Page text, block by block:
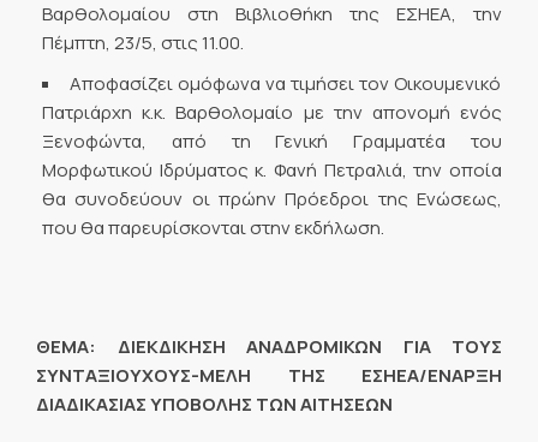
Βαρθολομαίου στη Βιβλιοθήκη της ΕΣΗΕΑ, την
Πέμπτη, 23/5, στις 11.00.
Αποφασίζει ομόφωνα να τιμήσει τον Οικουμενικό
Πατριάρχη κ.κ. Βαρθολομαίο με την απονομή ενός
Ξενοφώντα, από τη Γενική Γραμματέα του
Μορφωτικού Ιδρύματος κ. Φανή Πετραλιά, την οποία
θα συνοδεύουν οι πρώην Πρόεδροι της Ενώσεως,
που θα παρευρίσκονται στην εκδήλωση.
ΘΕΜΑ: ΔΙΕΚΔΙΚΗΣΗ ΑΝΑΔΡΟΜΙΚΩΝ ΓΙΑ ΤΟΥΣ
ΣΥΝΤΑΞΙΟΥΧΟΥΣ-ΜΕΛΗ ΤΗΣ ΕΣΗΕΑ/ΕΝΑΡΞΗ
ΔΙΑΔΙΚΑΣΙΑΣ ΥΠΟΒΟΛΗΣ ΤΩΝ ΑΙΤΗΣΕΩΝ